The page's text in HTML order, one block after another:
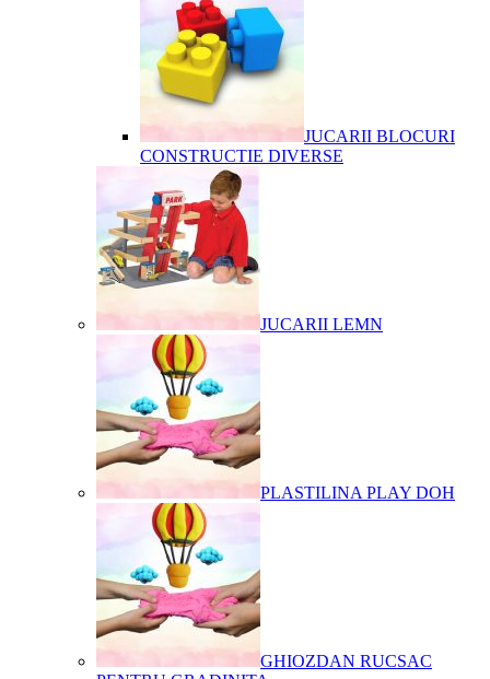
JUCARII BLOCURI
CONSTRUCTIE DIVERSE
JUCARII LEMN
PLASTILINA PLAY DOH
GHIOZDAN RUCSAC